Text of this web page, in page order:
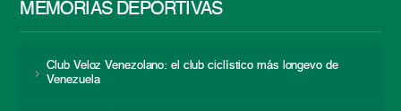
MEMORIAS DEPORTIVAS
Club Veloz Venezolano: el club ciclístico más longevo de
Venezuela